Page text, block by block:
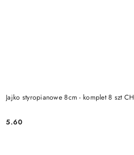
Jajko styropianowe 8cm - komplet 8 szt CH
Cena:
5.60